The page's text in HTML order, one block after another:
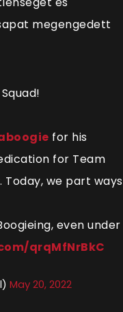
megengedett
for his
for Team
we part
even under
qrqMfNrBkC
May 20, 2022